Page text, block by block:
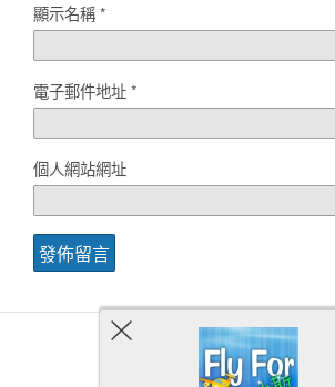
顯示名稱*
電子郵件地址*
個人網站網址
Back to top